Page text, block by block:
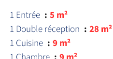
1 Entrée
5 m²
1 Double réception
28 m²
1 Cuisine
9 m²